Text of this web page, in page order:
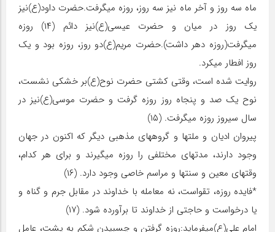
ماه سه روز و آخر ماه نیز سه روز، روزه می‏گرفت.حضرت داود(ع)نیز
یک روز در میان و حضرت عیسی(ع)نیز دائم (۱۴) روزه
می‏گرفت(روزه دهر داشت).حضرت مریم(ع)دو روز، روزه بود و یک
روز افطار می‏کرد.
روایت شده است، وقتی کشتی حضرت نوح(ع)بر خشکی نشست،
نوح یک صد و پنجاه روز روزه گرفت و حضرت موسی(ع)نیز در
سال سی‏روز روزه می‏گرفت. (۱۵)
پیروان ادیان و ملت‏ها و گروه‏های مذهبی دیگر که اکنون در جهان
وجود دارند، مدت‏های مختلفی را روزه‏ می‏گیرند و برای هر کدام،
وقت‏های معین و سنت‏ها و مراسم خاصی وجود دارد. (۱۶)
*فایده روزه، تقواست، نه معامله با خداوند در مقابل جرم و گناه و
یا درخواست و حاجتی از خداوند تا برآورده شود. (۱۷)
امام علی(ع)می‏فرماید:روزه گرفتن و چسبیدن شکم به پشت، عامل